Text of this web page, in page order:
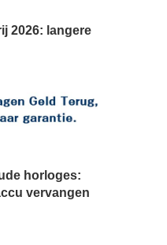
2026: langere
horloges:
vervangen